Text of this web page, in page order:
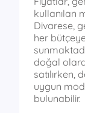
kullanılan
Divarese,
her
doğal
satılırken,
uygun
bulunabilir.